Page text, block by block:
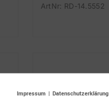
ArtNr: RD-14.5552
Impressum | Datenschutzerklärung